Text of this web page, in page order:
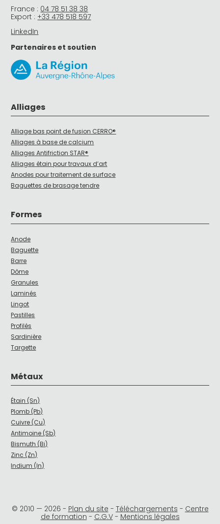
France : 04 78 51 38 38
Export : +33 478 518 597
LinkedIn
Partenaires et soutien
Alliages
Alliage bas point de fusion CERRO®
Alliages à base de calcium
Alliages Antifriction STAR®
Alliages étain pour travaux d’art
Anodes pour traitement de surface
Baguettes de brasage tendre
Formes
Anode
Baguette
Barre
Dôme
Granules
Laminés
Lingot
Pastilles
Profilés
Sardinière
Targette
Métaux
Étain (Sn)
Plomb (Pb)
Cuivre (Cu)
Antimoine (Sb)
Bismuth (Bi)
Zinc (Zn)
Indium (In)
© 2010 — 2026 - Plan du site - Téléchargements - Centre
de formation - C.G.V- Mentions légales